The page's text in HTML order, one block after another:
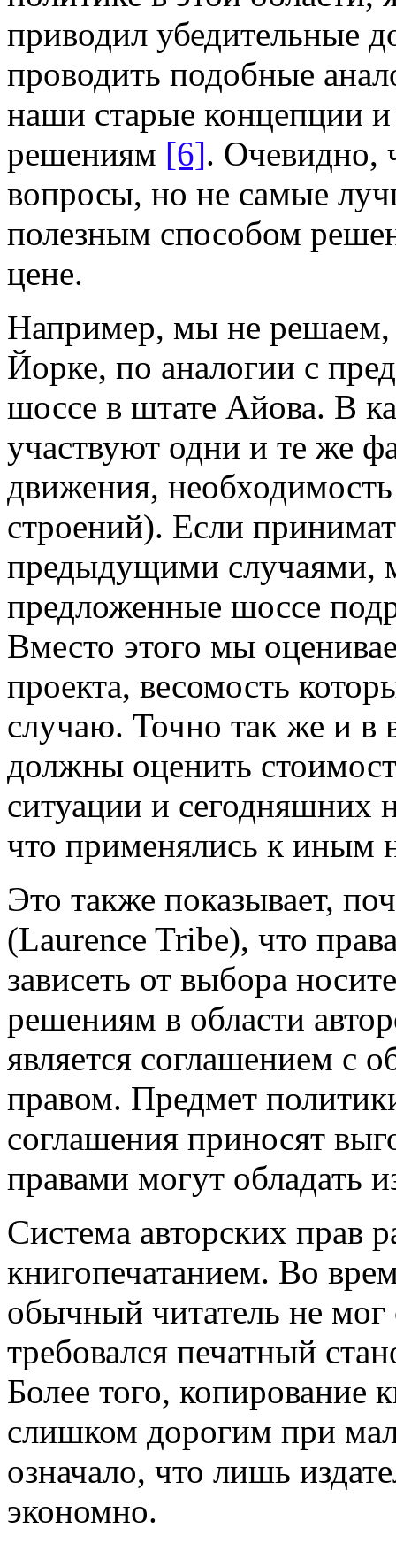
приводил убедительные
проводить подобные
наши старые концепции
решениям [6]. Очевидно,
вопросы, но не самые
полезным способом
цене.
Например, мы не
Йорке, по аналогии с
шоссе в штате Айова. В
участвуют одни и те же
движения,
строений). Если
предыдущими случаями,
предложенные шоссе
Вместо этого мы
проекта, весомость
случаю. Точно так же и в
должны оценить
ситуации и сегодняшних
что применялись к иным
Это также показывает,
(Laurence Tribe), что
зависеть от выбора
решениям в области
является соглашением с
правом. Предмет
соглашения приносят
правами могут обладать
Система авторских прав
книгопечатанием. Во
обычный читатель не мог
требовался печатный
Более того, копирование
слишком дорогим при
означало, что лишь
экономно.